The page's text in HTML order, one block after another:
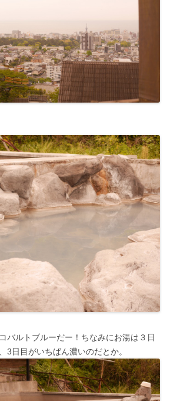
バルトブルーだー！ちなみにお湯は３日
3日目がいちばん濃いのだとか。